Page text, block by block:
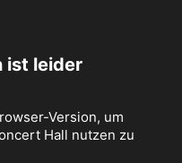
ist leider
Version, um
Hall nutzen zu